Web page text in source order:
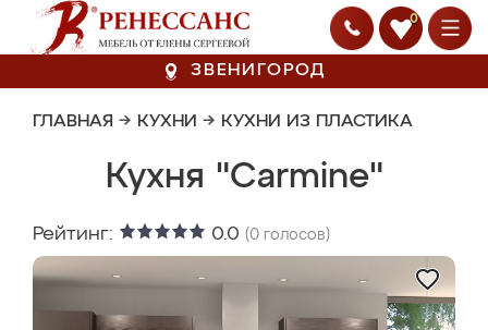
0
ЗВЕНИГОРОД
ГЛАВНАЯ → КУХНИ → КУХНИ ИЗ ПЛАСТИКА
Кухня "Carmine"
Рейтинг: 0.0 (0 голосов)